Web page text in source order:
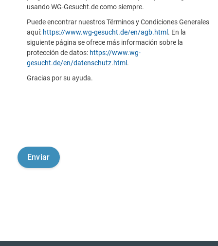
usando WG-Gesucht.de como siempre.
Puede encontrar nuestros Términos y Condiciones Generales
aquí: https://www.wg-gesucht.de/en/agb.html . En la
siguiente página se ofrece más información sobre la
protección de datos: https://www.wg-
gesucht.de/en/datenschutz.html .
Gracias por su ayuda.